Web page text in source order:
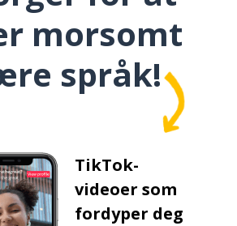
morsomt
språk!
TikTok-
videoer som
fordyper deg